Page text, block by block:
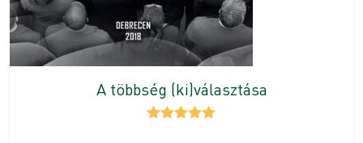
A többség (ki)választása